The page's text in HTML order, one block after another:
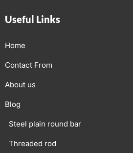
Useful Links
Home
Contact From
About us
Blog
Steel plain round bar
Threaded rod